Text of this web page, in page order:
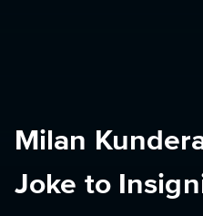
Milan
Joke to